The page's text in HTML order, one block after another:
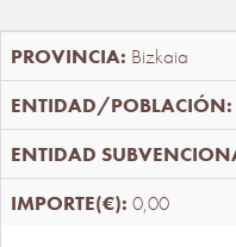
Bizkaia
0,00